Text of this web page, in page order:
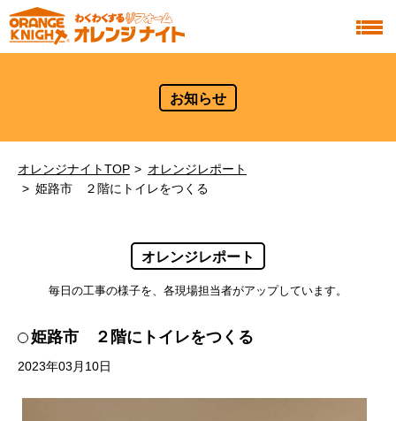
お知らせ
オレンジナイトTOP
オレンジレポート
姫路市 ２階にトイレをつくる
オレンジレポート
毎日の工事の様子を、各現場担当者がアップしています。
姫路市 ２階にトイレをつくる
2023年03月10日